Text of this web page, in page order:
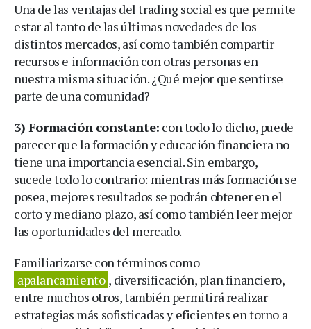
Una de las ventajas del trading social es que permite
estar al tanto de las últimas novedades de los
distintos mercados, así como también compartir
recursos e información con otras personas en
nuestra misma situación. ¿Qué mejor que sentirse
parte de una comunidad?
3) Formación constante: con todo lo dicho, puede
parecer que la formación y educación financiera no
tiene una importancia esencial. Sin embargo,
sucede todo lo contrario: mientras más formación se
posea, mejores resultados se podrán obtener en el
corto y mediano plazo, así como también leer mejor
las oportunidades del mercado.
Familiarizarse con términos como
apalancamiento , diversificación, plan financiero,
entre muchos otros, también permitirá realizar
estrategias más sofisticadas y eficientes en torno a